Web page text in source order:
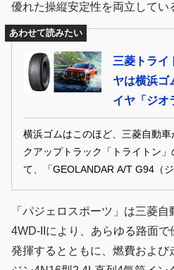
優れた操縦安定性を両立してい
あわせて読みたい
三菱トライ
ヤは横浜ゴ
イヤ「ジオ
横浜ゴムはこのほど、三菱自動
クアップトラック「トライトン
て、「GEOLANDAR A/T G94（
サイズは265/60R18 110H。
「パジェロスポーツ」は三菱
4WD-IIにより、あらゆる路面
発揮するとともに、燃費および